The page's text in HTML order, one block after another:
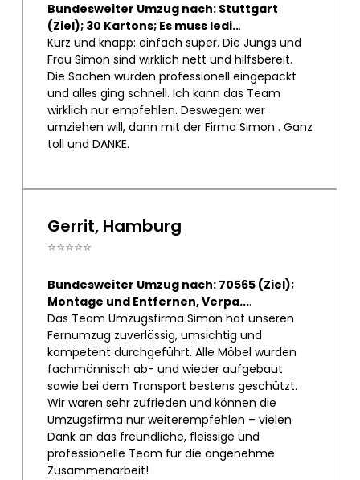
Bundesweiter Umzug nach: Stuttgart
(Ziel); 30 Kartons; Es muss ledi...
Kurz und knapp: einfach super. Die Jungs und
Frau Simon sind wirklich nett und hilfsbereit.
Die Sachen wurden professionell eingepackt
und alles ging schnell. Ich kann das Team
wirklich nur empfehlen. Deswegen: wer
umziehen will, dann mit der Firma Simon . Ganz
toll und DANKE.
Gerrit, Hamburg
⭐⭐⭐⭐⭐
Bundesweiter Umzug nach: 70565 (Ziel);
Montage und Entfernen, Verpa....
Das Team Umzugsfirma Simon hat unseren
Fernumzug zuverlässig, umsichtig und
kompetent durchgeführt. Alle Möbel wurden
fachmännisch ab- und wieder aufgebaut
sowie bei dem Transport bestens geschützt.
Wir waren sehr zufrieden und können die
Umzugsfirma nur weiterempfehlen – vielen
Dank an das freundliche, fleissige und
professionelle Team für die angenehme
Zusammenarbeit!